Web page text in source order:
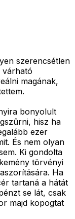
szerencsétlen
várható
magának,
bonyolult
hisz ha
ezer
És nem olyan
Ki gondolta
törvényi
Ha
tartaná a hátát
se lát, csak
majd kopogtat